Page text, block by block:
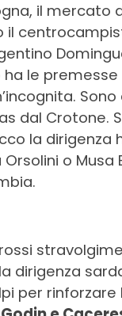
il mercato
il
le
dal Crotone.
la
o
dirigenza
per